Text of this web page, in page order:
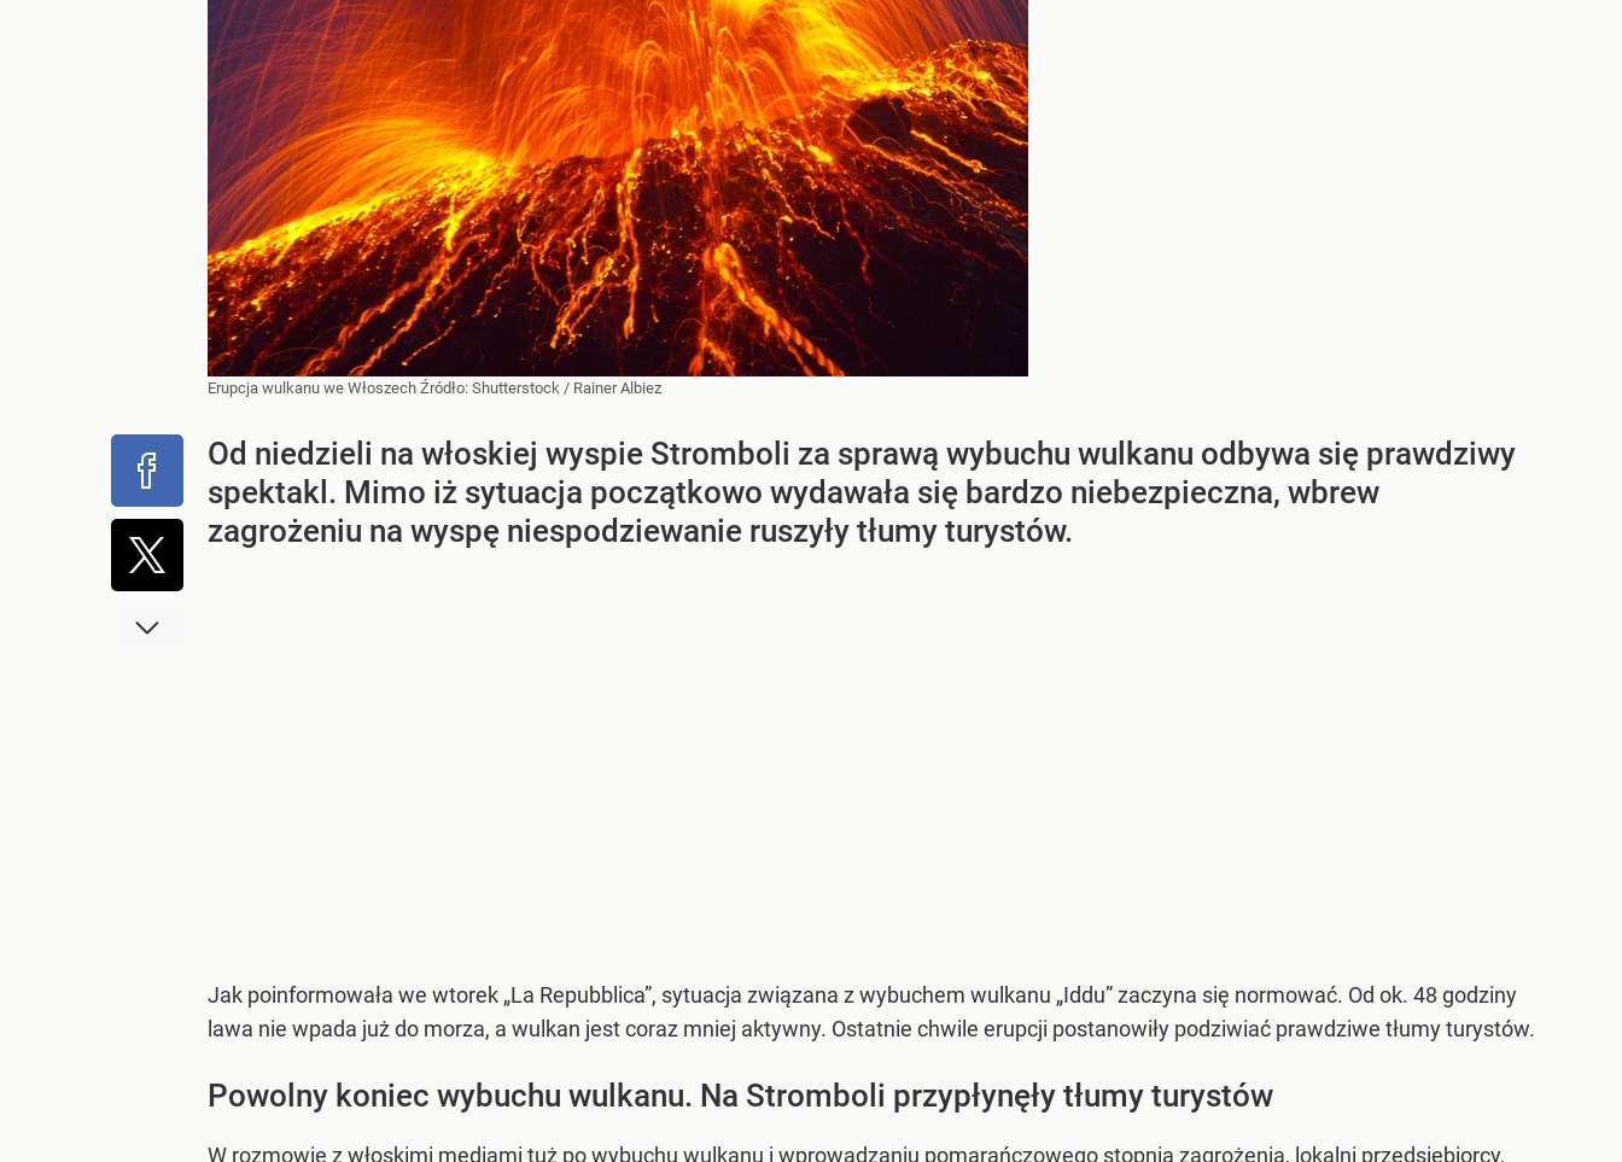
Erupcja wulkanu we Włoszech Źródło: Shutterstock / Rainer Albiez
Od niedzieli na włoskiej wyspie Stromboli za sprawą wybuchu wulkanu odbywa się prawdziwy
spektakl. Mimo iż sytuacja początkowo wydawała się bardzo niebezpieczna, wbrew
zagrożeniu na wyspę niespodziewanie ruszyły tłumy turystów.
Jak poinformowała we wtorek „La Repubblica”, sytuacja związana z wybuchem wulkanu „Iddu” zaczyna się normować. Od ok. 48 godziny
lawa nie wpada już do morza, a wulkan jest coraz mniej aktywny. Ostatnie chwile erupcji postanowiły podziwiać prawdziwe tłumy turystów.
Powolny koniec wybuchu wulkanu. Na Stromboli przypłynęły tłumy turystów
W rozmowie z włoskimi mediami tuż po wybuchu wulkanu i wprowadzaniu pomarańczowego stopnia zagrożenia, lokalni przedsiębiorcy,